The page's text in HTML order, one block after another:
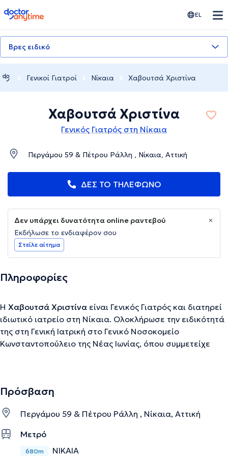
doctoranytime EL
Βρες ειδικό
Γενικοί Γιατροί Νίκαια Χαβουτσά Χριστίνα
Χαβουτσά Χριστίνα
Γενικός Γιατρός στη Νίκαια
Περγάμου 59 & Πέτρου Ράλλη , Νίκαια, Αττική
ΔΕΣ ΤΟ ΤΗΛΕΦΩΝΟ
Δεν υπάρχει δυνατότητα online ραντεβού
Εκδήλωσε το ενδιαφέρον σου
Στείλε αίτημα
Πληροφορίες
Η Χαβουτσά Χριστίνα είναι Γενικός Γιατρός και διατηρεί
ιδιωτικό ιατρείο στη Νίκαια. Ολοκλήρωσε την ειδικότητά
της στη Γενική Ιατρική στο Γενικό Νοσοκομείο
Κωνσταντοπούλειο της Νέας Ιωνίας, όπου συμμετείχε
Νοσοκομείο Κορίνθου, ενώ κατά τη διάρκεια της
Λευκός Σταυρός στον Πειραιά. Σήμερα, παράλληλα με το
ιδιωτικό της ιατρείο, αποτελεί Καθηγήτρια του ΙΙΕΚ
Όμηρος. Τέλος, παρακολουθεί ιατρικά συνέδρια και
φροντίζει να ενημερώνεται συνεχώς για όλα τα νέα
Πρόσβαση
Περγάμου 59 & Πέτρου Ράλλη , Νίκαια, Αττική
Μετρό
680m ΝΙΚΑΙΑ